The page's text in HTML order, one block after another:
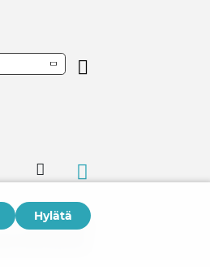
Copyright © 2026
Tract Society of Korea.
Hylätä